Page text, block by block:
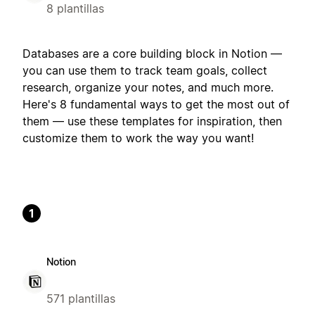
8 plantillas
Databases are a core building block in Notion —
you can use them to track team goals, collect
research, organize your notes, and much more.
Here's 8 fundamental ways to get the most out of
them — use these templates for inspiration, then
customize them to work the way you want!
1
Notion
571 plantillas